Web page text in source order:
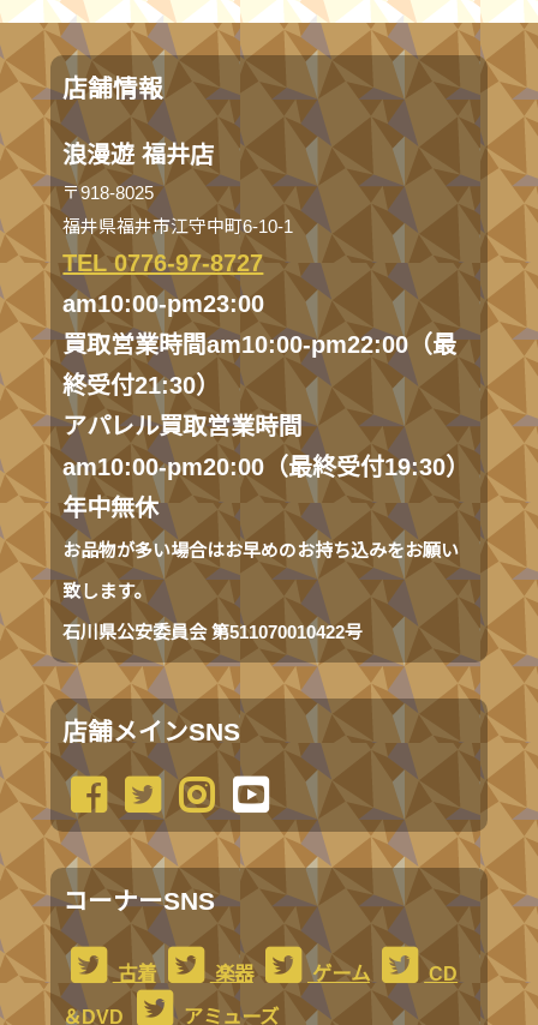
店舗情報
浪漫遊 福井店
〒918-8025
福井県福井市江守中町6-10-1
TEL 0776-97-8727
am10:00-pm23:00
買取営業時間am10:00-pm22:00（最
終受付21:30）
アパレル買取営業時間
am10:00-pm20:00（最終受付19:30）
年中無休
お品物が多い場合はお早めのお持ち込みをお願い
致します。
石川県公安委員会 第511070010422号
店舗メインSNS
コーナーSNS
古着 楽器 ゲーム
CD
＆DVD
アミューズ